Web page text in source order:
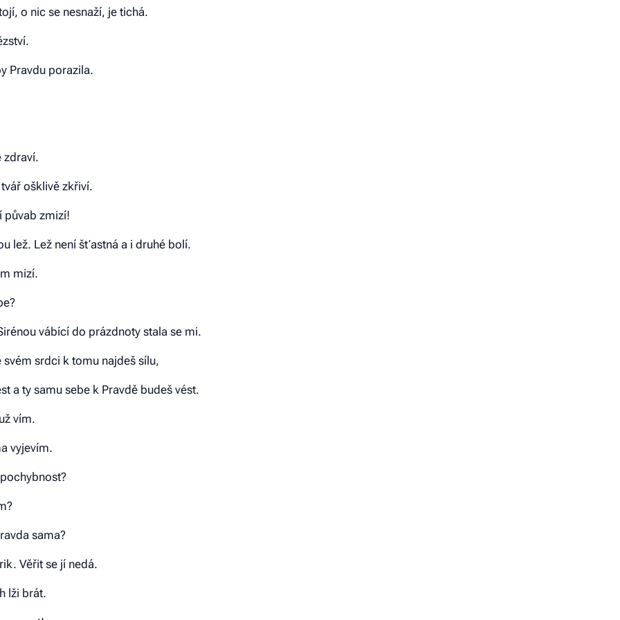
o nic se nesnaží, je tichá.
Pravdu porazila.
zdraví.
ošklivě zkřiví.
půvab zmizí!
lež. Lež není šťastná a i druhé bolí.
mizí.
vábící do prázdnoty stala se mi.
srdci k tomu najdeš sílu,
a ty samu sebe k Pravdě budeš vést.
vím.
vyjevím.
sama?
Věřit se jí nedá.
lži brát.